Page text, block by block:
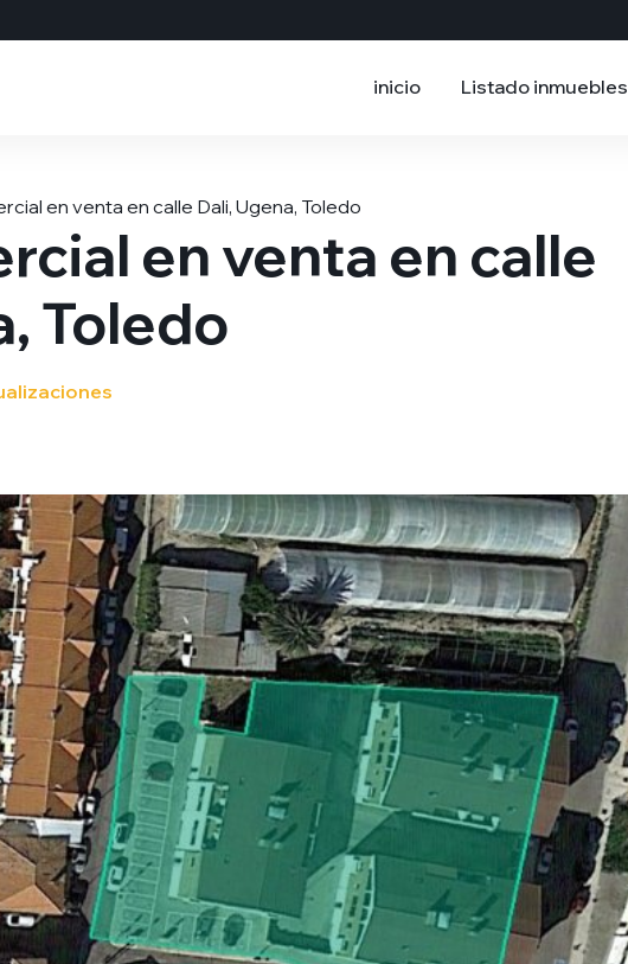
inicio Listado inmuebles
en venta en calle Dali, Ugena, Toledo
en venta en calle
Toledo